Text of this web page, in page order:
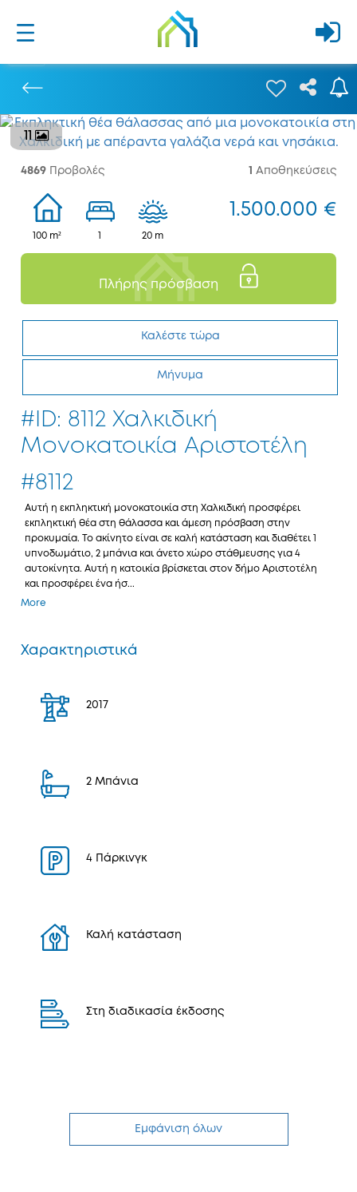
11
4869 Προβολές 1 Αποθηκεύσεις
100 m² 20 m
1.500.000 €
Πλήρης πρόσβαση
Καλέστε τώρα
Μήνυμα
#ID: 8112 Χαλκιδική
Μονοκατοικία Αριστοτέλη
#8112
Αυτή η εκπληκτική μονοκατοικία στη Χαλκιδική προσφέρει
εκπληκτική θέα στη θάλασσα και άμεση πρόσβαση στην
προκυμαία. Το ακίνητο είναι σε καλή κατάσταση και διαθέτει 1
υπνοδωμάτιο, 2 μπάνια και άνετο χώρο στάθμευσης για 4
αυτοκίνητα. Αυτή η κατοικία βρίσκεται στον δήμο Αριστοτέλη
και προσφέρει ένα ήσ...
More
Χαρακτηριστικά
2017
2 Μπάνια
4 Πάρκινγκ
Καλή κατάσταση
Στη διαδικασία έκδοσης
Εμφάνιση όλων